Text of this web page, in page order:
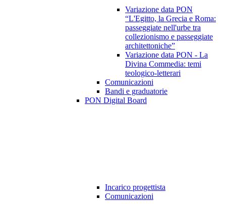
Variazione data PON
“L'Egitto, la Grecia e Roma:
passeggiate nell'urbe tra
collezionismo e passeggiate
architettoniche”
Variazione data PON - La
Divina Commedia: temi
teologico-letterari
Comunicazioni
Bandi e graduatorie
PON Digital Board
Incarico progettista
Comunicazioni